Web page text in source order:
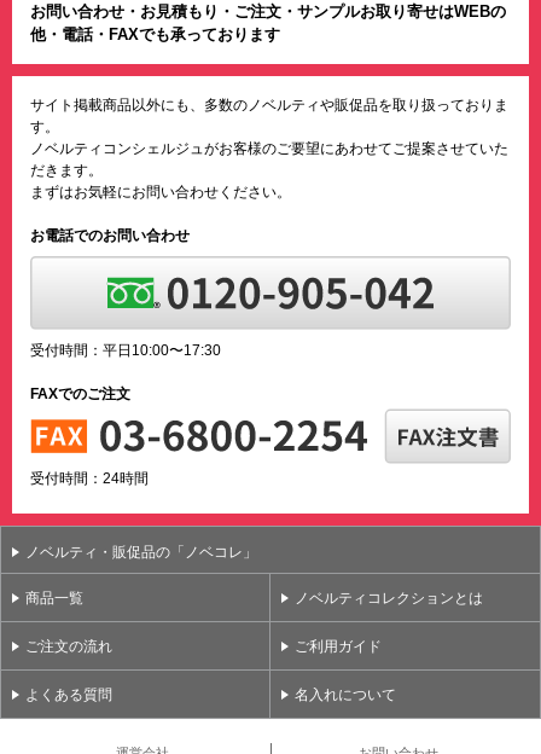
お問い合わせ・お見積もり・ご注文・サンプルお取り寄せはWEBの
他・電話・FAXでも承っております
サイト掲載商品以外にも、多数のノベルティや販促品を取り扱っておりま
す。
ノベルティコンシェルジュがお客様のご要望にあわせてご提案させていた
だきます。
まずはお気軽にお問い合わせください。
お電話でのお問い合わせ
受付時間：平日10:00〜17:30
FAXでのご注文
受付時間：24時間
ノベルティ・販促品の「ノベコレ」
商品一覧 ノベルティコレクションとは
ご注文の流れ ご利用ガイド
よくある質問 名入れについて